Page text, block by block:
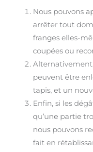
Nous pouvons
arrêter tout
franges elles-
coupées ou
peuvent être
tapis, et un
Enfin, si les
qu’une partie
nous pouvons
fait en